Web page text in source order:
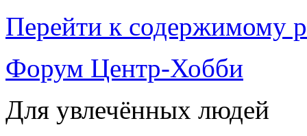
Перейти к содержимому
Форум Центр-Хобби
Для увлечённых людей